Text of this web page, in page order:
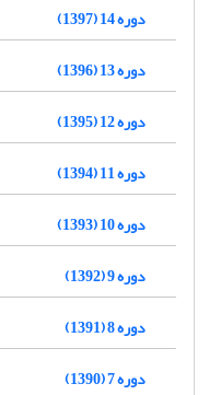
دوره 14 (1397)
دوره 13 (1396)
دوره 12 (1395)
دوره 11 (1394)
دوره 10 (1393)
دوره 9 (1392)
دوره 8 (1391)
دوره 7 (1390)